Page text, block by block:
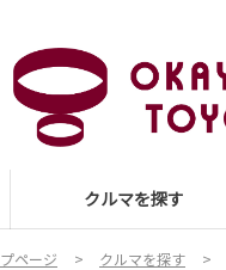
クルマを探す
ページ クルマを探す